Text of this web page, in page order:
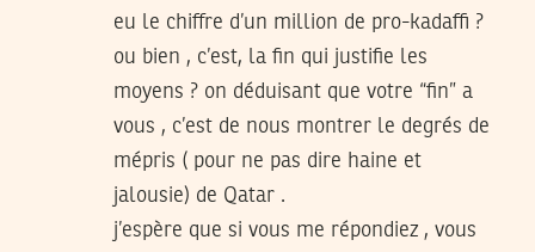
eu le chiffre d’un million de pro-kadaffi ?
ou bien , c’est, la fin qui justifie les
moyens ? on déduisant que votre “fin” a
vous , c’est de nous montrer le degrés de
mépris ( pour ne pas dire haine et
jalousie) de Qatar .
j’espère que si vous me répondiez , vous